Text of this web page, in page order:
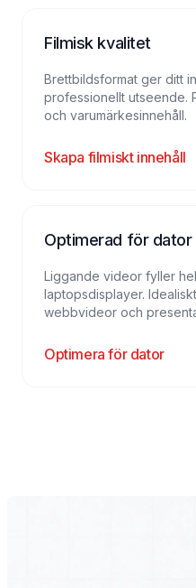
Filmisk kvalitet
Brettbildsformat ger ditt
professionellt utseende.
och varumärkesinnehåll.
Skapa filmiskt innehåll
Optimerad för dator
Liggande videor fyller
laptopsdisplayer.
webbvideor och
Optimera för dator